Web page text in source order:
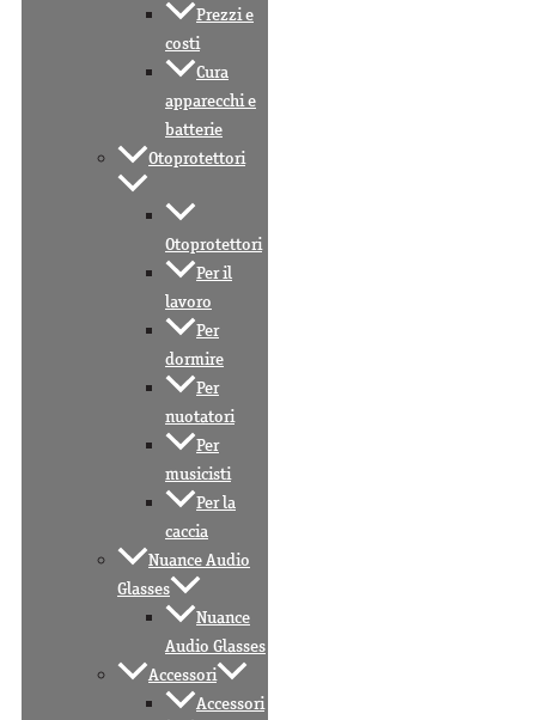
Prezzi e
costi
Cura
apparecchi e
batterie
Otoprotettori
Otoprotettori
Per il
lavoro
Per
dormire
Per
nuotatori
Per
musicisti
Per la
caccia
Nuance Audio
Glasses
Nuance
Audio Glasses
Accessori
Accessori